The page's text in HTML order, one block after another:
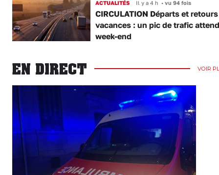
ACTUALITÉS Il y a 4 h •vu 94 fois
CIRCULATION Départs et
vacances : un pic de trafic
week-end
EN DIRECT VOIR